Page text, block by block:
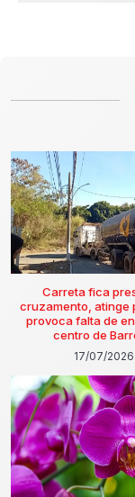
Carreta fica
cruzamento, atinge
provoca falta de
centro de
17/07/2026